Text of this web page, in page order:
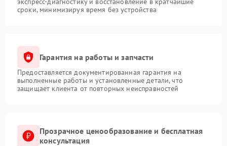
сроки, минимизируя время без устройства
Гарантия на работы и запчасти
Предоставляется документированная гарантия на
выполненные работы и установленные детали, что
защищает клиента от повторных неисправностей
Прозрачное ценообразование и бесплатная
консультация